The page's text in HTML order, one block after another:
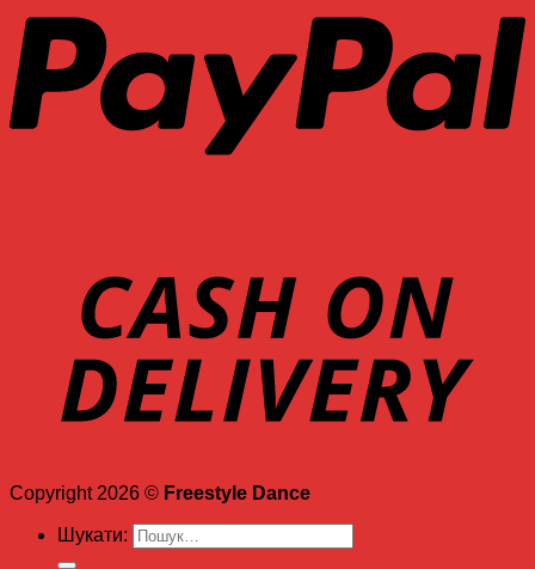
Copyright 2026 © Freestyle Dance
Шукати: